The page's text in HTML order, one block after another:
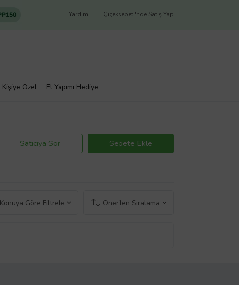
Çiçeksepeti'nde Satış Yap
Yardım
Kişiye Özel El Yapımı Hediye
Satıcıya Sor Sepete Ekle
Konuya Göre Filtrele Önerilen Sıralama